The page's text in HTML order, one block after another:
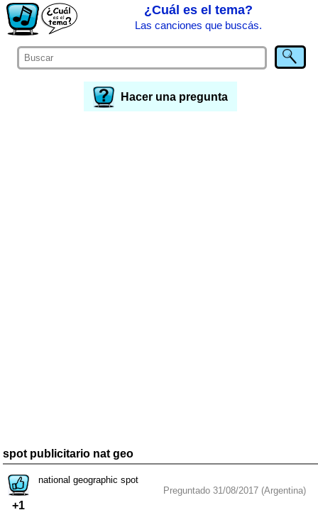
¿Cuál es el tema?
Las canciones que buscás.
Hacer una pregunta
spot publicitario nat geo
+1
national geographic spot
Preguntado 31/08/2017 (Argentina)